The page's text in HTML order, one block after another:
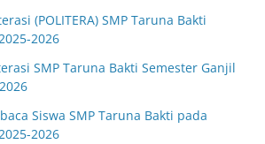
(POLITERA) SMP Taruna Bakti
2026
SMP Taruna Bakti Semester Ganjil
Siswa SMP Taruna Bakti pada
2026